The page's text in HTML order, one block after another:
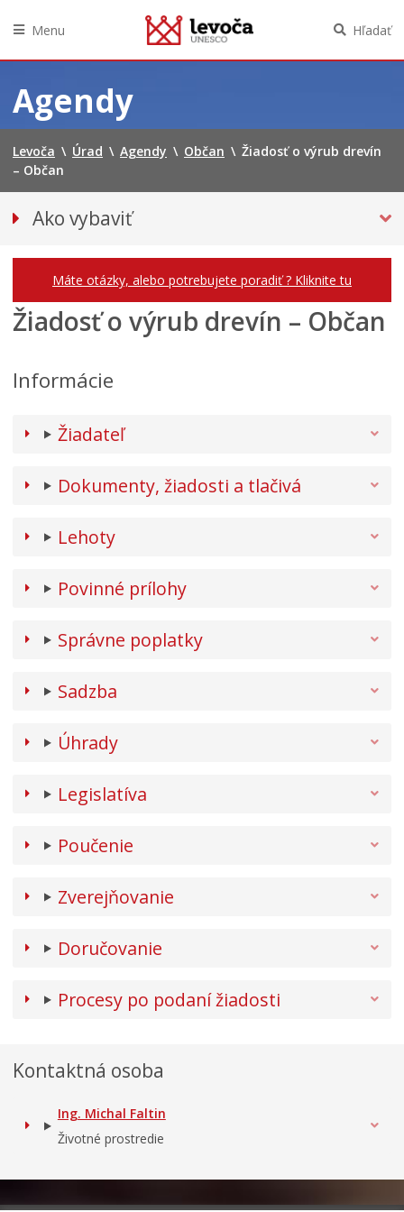
obsah
Menu Hľadať
Agendy
Levoča \ Úrad \ Agendy \ Občan \ Žiadosť o výrub drevín
– Občan
Ako vybaviť
Máte otázky, alebo potrebujete poradiť ? Kliknite tu
Žiadosť o výrub drevín – Občan
Informácie
Žiadateľ
Dokumenty, žiadosti a tlačivá
Lehoty
Povinné prílohy
Správne poplatky
Sadzba
Úhrady
Legislatíva
Poučenie
Zverejňovanie
Doručovanie
Procesy po podaní žiadosti
Kontaktná osoba
Ing. Michal Faltin
Životné prostredie